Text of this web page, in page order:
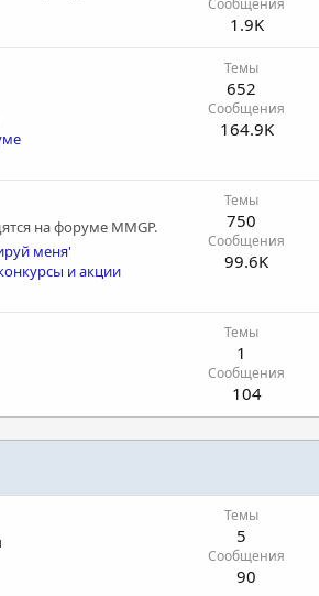
Сообщения
1.9K
Темы
652
Сообщения
164.9K
на форуме MMGP.
меня'
и акции
Темы
750
Сообщения
99.6K
Темы
1
Сообщения
104
Темы
5
Сообщения
90